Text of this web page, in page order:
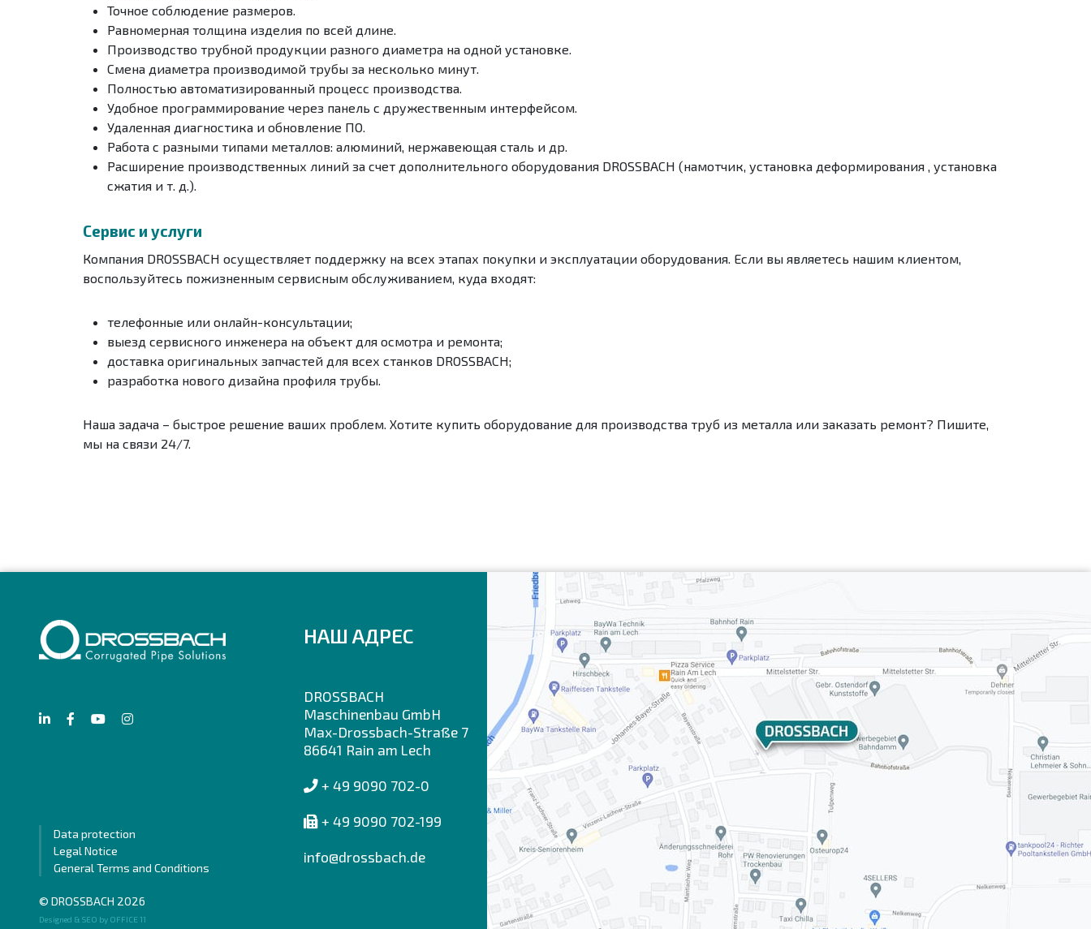
Точное соблюдение размеров.
Равномерная толщина изделия по всей длине.
Производство трубной продукции разного диаметра на одной установке.
Смена диаметра производимой трубы за несколько минут.
Полностью автоматизированный процесс производства.
Удобное программирование через панель с дружественным интерфейсом.
Удаленная диагностика и обновление ПО.
Работа с разными типами металлов: алюминий, нержавеющая сталь и др.
Расширение производственных линий за счет дополнительного оборудования DROSSBACH (намотчик, установка деформирования , установка
сжатия и т. д.).
Сервис и услуги
Компания DROSSBACH осуществляет поддержку на всех этапах покупки и эксплуатации оборудования. Если вы являетесь нашим клиентом,
воспользуйтесь пожизненным сервисным обслуживанием, куда входят:
телефонные или онлайн-консультации;
выезд сервисного инженера на объект для осмотра и ремонта;
доставка оригинальных запчастей для всех станков DROSSBACH;
разработка нового дизайна профиля трубы.
Наша задача – быстрое решение ваших проблем. Хотите купить оборудование для производства труб из металла или заказать ремонт? Пишите,
мы на связи 24/7.
НАШ АДРЕС
DROSSBACH
Maschinenbau GmbH
Max-Drossbach-Straße 7
86641 Rain am Lech
+ 49 9090 702-0
+ 49 9090 702-199
info@drossbach.de
Data protection
Legal Notice
General Terms and Conditions
© DROSSBACH 2026
Designed & SEO by OFFICE 11